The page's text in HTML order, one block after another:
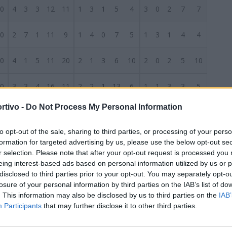
- Do Not Process My Personal Information
opt-out of the sale, sharing to third parties, or processing of your
for targeted advertising by us, please use the below opt-out
selection. Please note that after your opt-out request is processed you
interest-based ads based on personal information utilized by us or
to third parties prior to your opt-out. You may separately opt-
of your personal information by third parties on the IAB’s list of
This information may also be disclosed by us to third parties on the
Participants that may further disclose it to other third parties.
4 3 3 12 11 1 3 1 5 4 3 0 2 7 7
2 7 1 11 9 1 4 0 7 5 1 3 1 4 4
4 1 5 11 20 2 1 3 6 10 2 0 2 5 10
3 3 4 16 11 2 2 1 13 6 1 1 3 3 5
3 3 4 14 14 2 2 1 12 5 1 1 3 2
12 3 3 2 4 9
3 2 5 11 12 1 1 3 3 6 2 1 2 8 6
2 2 6 6 11 0 1 3 2 5 2 1 3 4 6